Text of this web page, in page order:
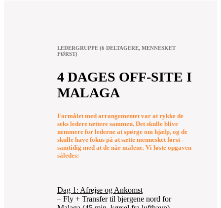
LEDERGRUPPE (6 DELTAGERE, MENNESKET
FØRST)
4 DAGES OFF-SITE I
MALAGA
Formålet med arrangementet var at rykke de
seks ledere tættere sammen. Det skulle blive
nemmere for lederne at spørge om hjælp, og de
skulle have fokus på at sætte mennesket først -
samtidig med at de når målene. Vi løste opgaven
således:
Dag 1: Afrejse og Ankomst
– Fly + Transfer til bjergene nord for